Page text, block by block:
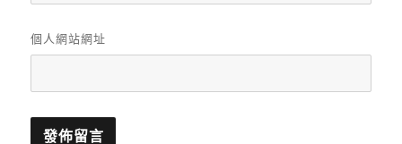
個人網站網址